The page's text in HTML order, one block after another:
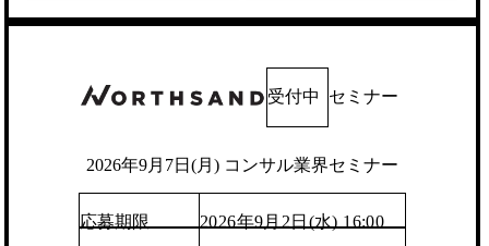
受付中 セミナー
2026年9月7日(月) コンサル業界セミナー
応募期限
2026年9月2日(水) 16:00